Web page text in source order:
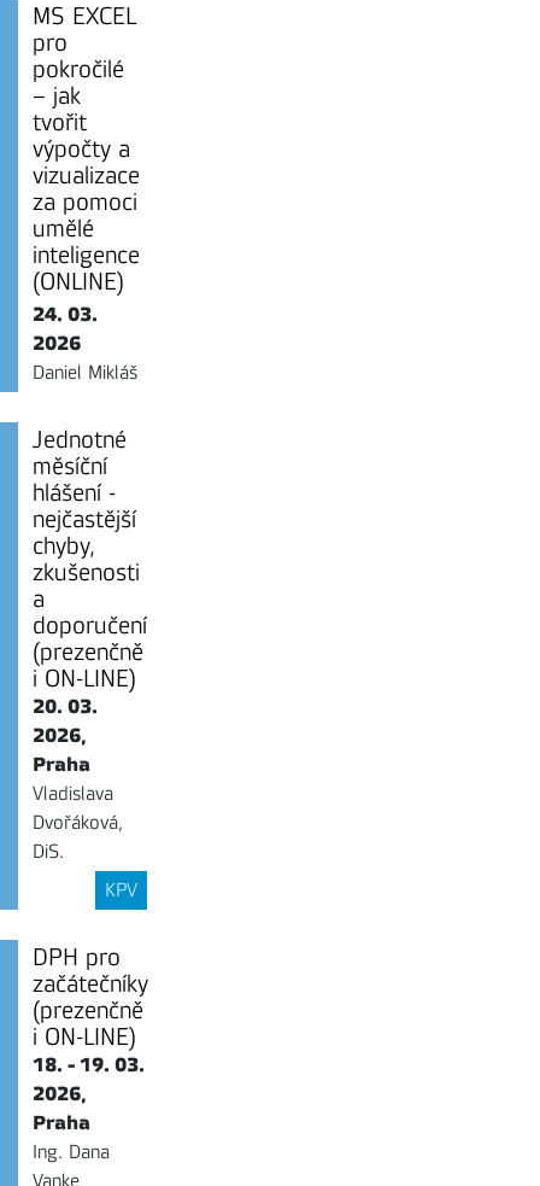
MS EXCEL
pro
pokročilé
– jak
tvořit
výpočty a
vizualizace
za pomoci
umělé
inteligence
(ONLINE)
24. 03.
2026
Daniel Mikláš
Jednotné
měsíční
hlášení -
nejčastější
chyby,
zkušenosti
a
doporučení
(prezenčně
i ON-LINE)
20. 03.
2026,
Praha
Vladislava
Dvořáková,
DiS.
KPV
DPH pro
začátečníky
(prezenčně
i ON-LINE)
18. - 19. 03.
2026,
Praha
Ing. Dana
Vanke